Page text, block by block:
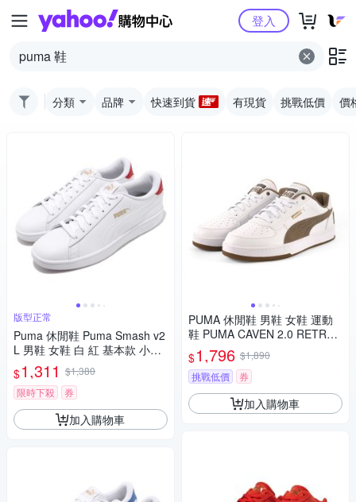
Yahoo購物中心登入
分類 品牌 快速到貨 有現貨 挑戰低價 價
版型正常
Puma 休閒鞋 Puma Smash v2
L 男鞋 女鞋 白 紅 基本款 小白
鞋 365215-17
$1,311 $1,380
限時下殺
券
加入購物車
PUMA 休閒鞋 男鞋 女鞋 運動
鞋 PUMA CAVEN 2.0 RETRO
CLUB 白棕 39508203
$1,796 $1,890
挑戰低價
券
加入購物車